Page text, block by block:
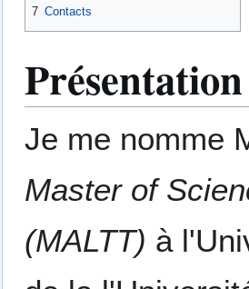
7 Contacts
Je me nomme
Master of
(MALTT) à